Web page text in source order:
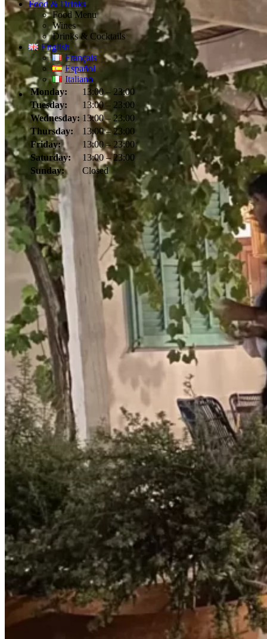
Food & Drinks
Food Menu
Wines
Drinks & Cocktails
English
Français
Español
Italiano
Monday:
13:00 – 23:00
Tuesday:
13:00 – 23:00
Wednesday: 13:00 – 23:00
Thursday:
13:00 – 23:00
Friday:
13:00 – 23:00
Saturday:
13:00 – 23:00
Sunday:
Closed